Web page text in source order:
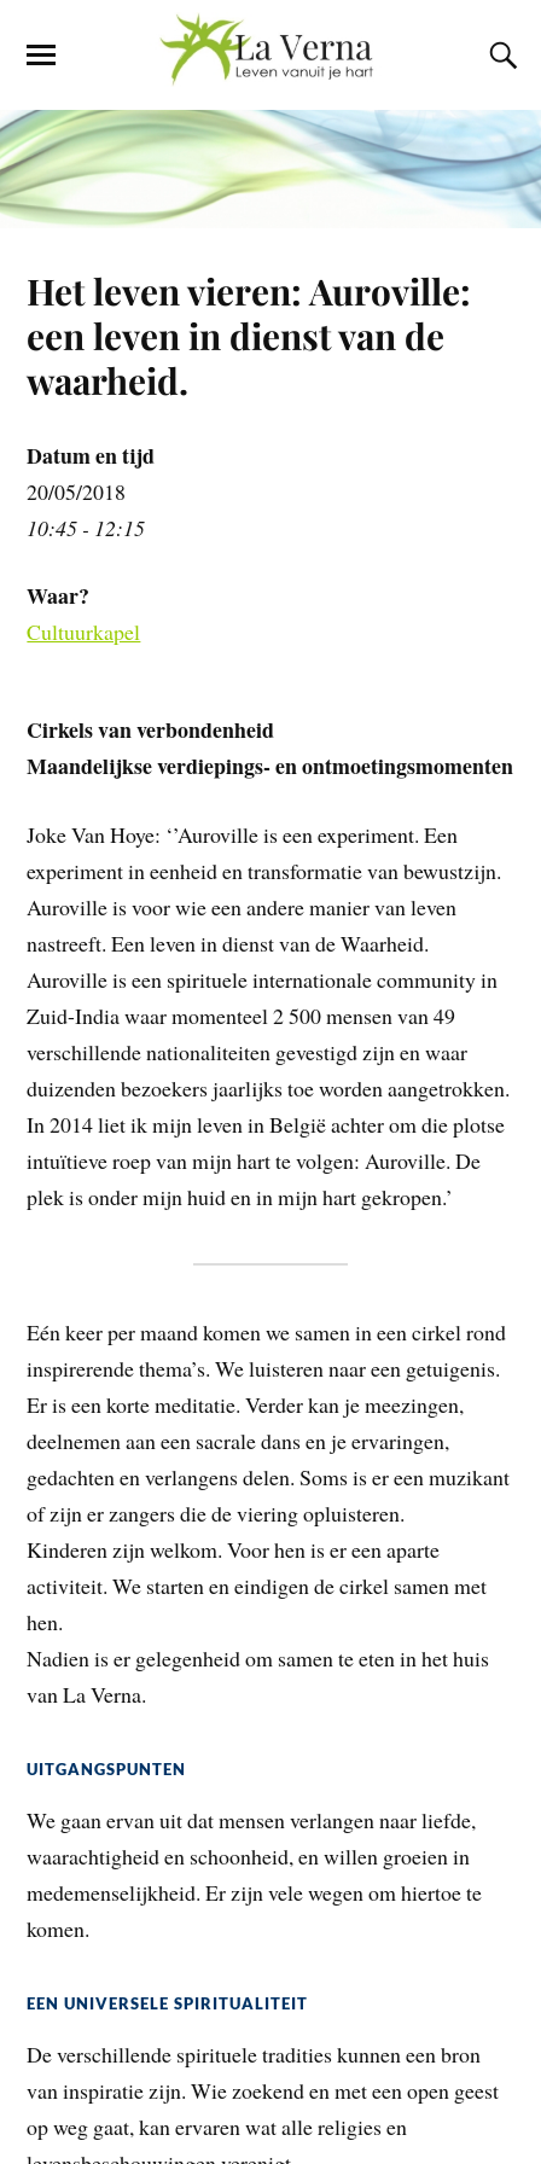
Het leven vieren: Auroville:
een leven in dienst van de
waarheid.
Datum en tijd
20/05/2018
10:45 - 12:15
Waar?
Cultuurkapel
Cirkels van verbondenheid
Maandelijkse verdiepings- en ontmoetingsmomenten
Joke Van Hoye: ‘’Auroville is een experiment. Een
experiment in eenheid en transformatie van bewustzijn.
Auroville is voor wie een andere manier van leven
nastreeft. Een leven in dienst van de Waarheid.
Auroville is een spirituele internationale community in
Zuid-India waar momenteel 2 500 mensen van 49
verschillende nationaliteiten gevestigd zijn en waar
duizenden bezoekers jaarlijks toe worden aangetrokken.
In 2014 liet ik mijn leven in België achter om die plotse
intuïtieve roep van mijn hart te volgen: Auroville. De
plek is onder mijn huid en in mijn hart gekropen.’
Eén keer per maand komen we samen in een cirkel rond
inspirerende thema’s. We luisteren naar een getuigenis.
Er is een korte meditatie. Verder kan je meezingen,
deelnemen aan een sacrale dans en je ervaringen,
gedachten en verlangens delen. Soms is er een muzikant
of zijn er zangers die de viering opluisteren.
Kinderen zijn welkom. Voor hen is er een aparte
activiteit. We starten en eindigen de cirkel samen met
hen.
Nadien is er gelegenheid om samen te eten in het huis
van La Verna.
UITGANGSPUNTEN
We gaan ervan uit dat mensen verlangen naar liefde,
waarachtigheid en schoonheid, en willen groeien in
medemenselijkheid. Er zijn vele wegen om hiertoe te
komen.
EEN UNIVERSELE SPIRITUALITEIT
De verschillende spirituele tradities kunnen een bron
van inspiratie zijn. Wie zoekend en met een open geest
op weg gaat, kan ervaren wat alle religies en